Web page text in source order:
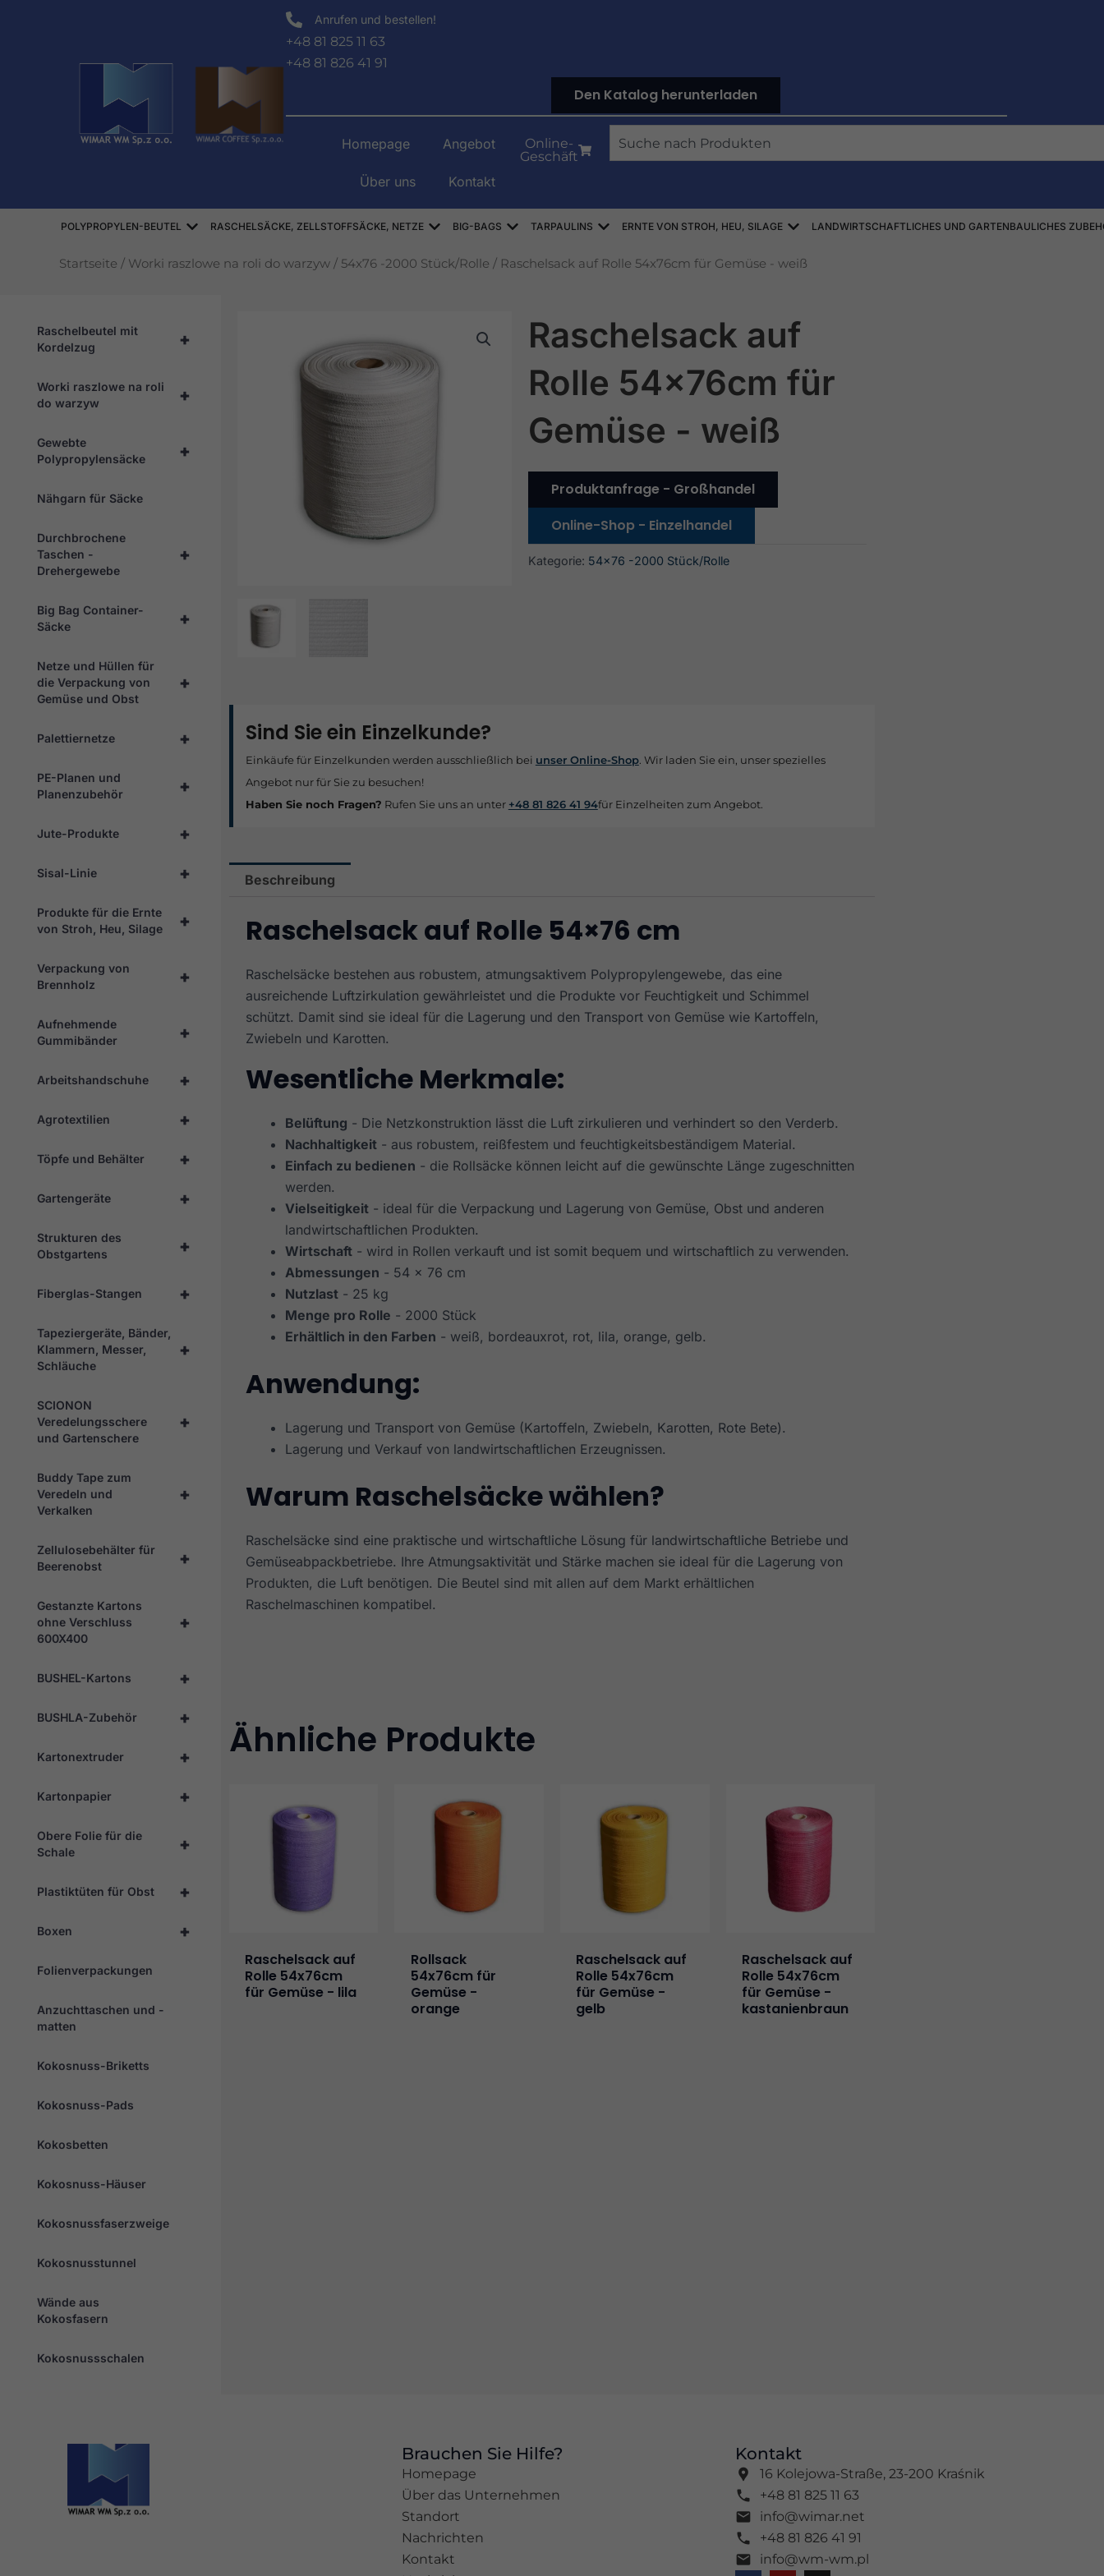
Anrufen und bestellen!
+48 81 825 11 63
+48 81 826 41 91
Den Katalog herunterladen
Homepage Angebot
Über uns Kontakt
Online-
Geschäft
Suche
POLYPROPYLEN-BEUTEL Offen WORKI POLIPROPYLENOWE
RASCHELSÄCKE, ZELLSTOFFSÄCKE, NETZE Offen WORKI RASZLOWE, AŻUROWE, SIATKI
BIG-BAGS Offen WORKI BIG-BAG
TARPAULINS Offen PLANDEKI
ERNTE VON STROH, HEU, SILAGE Offen ZBIÓR SŁOMY, SIANA, KISZONEK
LANDWIRTSCHAFTLICHES UND GARTENBAULICHES
Startseite / Worki raszlowe na roli do warzyw / 54x76 -2000 Stück/Rolle / Raschelsack auf Rolle 54x76cm für Gemüse - weiß
+
Raschelbeutel mit
Kordelzug
+
Worki raszlowe na roli
do warzyw
+
Gewebte
Polypropylensäcke
Nähgarn für Säcke
+
Durchbrochene
Taschen -
Drehergewebe
+
Big Bag Container-
Säcke
+
Netze und Hüllen für
die Verpackung von
Gemüse und Obst
+
Palettiernetze
+
PE-Planen und
Planenzubehör
+
Jute-Produkte
+
Sisal-Linie
+
Produkte für die Ernte
von Stroh, Heu, Silage
+
Verpackung von
Brennholz
+
Aufnehmende
Gummibänder
+
Arbeitshandschuhe
+
Agrotextilien
+
Töpfe und Behälter
+
Gartengeräte
+
Strukturen des
Obstgartens
+
Fiberglas-Stangen
+
Tapeziergeräte, Bänder,
Klammern, Messer,
Schläuche
+
SCIONON
Veredelungsschere
und Gartenschere
+
Buddy Tape zum
Veredeln und
Verkalken
+
Zellulosebehälter für
Beerenobst
+
Gestanzte Kartons
ohne Verschluss
600X400
+
BUSHEL-Kartons
+
BUSHLA-Zubehör
+
Kartonextruder
+
Kartonpapier
+
Obere Folie für die
Schale
+
Plastiktüten für Obst
+
Boxen
Folienverpackungen
Anzuchttaschen und -
matten
Kokosnuss-Briketts
Kokosnuss-Pads
Kokosbetten
Kokosnuss-Häuser
Kokosnussfaserzweige
Kokosnusstunnel
Wände aus
Kokosfasern
Kokosnussschalen
Raschelsack auf
Rolle 54x76cm für
Gemüse - weiß
Produktanfrage - Großhandel
Online-Shop - Einzelhandel
Kategorie: 54x76 -2000 Stück/Rolle
Sind Sie ein Einzelkunde?
Einkäufe für Einzelkunden werden ausschließlich bei unser Online-Shop. Wir laden Sie ein, unser spezielles
Angebot nur für Sie zu besuchen!
Haben Sie noch Fragen? Rufen Sie uns an unter +48 81 826 41 94für Einzelheiten zum Angebot.
Beschreibung
Raschelsack auf Rolle 54×76 cm
Raschelsäcke bestehen aus robustem, atmungsaktivem Polypropylengewebe, das eine
ausreichende Luftzirkulation gewährleistet und die Produkte vor Feuchtigkeit und Schimmel
schützt. Damit sind sie ideal für die Lagerung und den Transport von Gemüse wie Kartoffeln,
Zwiebeln und Karotten.
Wesentliche Merkmale:
Belüftung - Die Netzkonstruktion lässt die Luft zirkulieren und verhindert so den Verderb.
Nachhaltigkeit- aus robustem, reißfestem und feuchtigkeitsbeständigem Material.
Einfach zu bedienen - die Rollsäcke können leicht auf die gewünschte Länge zugeschnitten
werden.
Vielseitigkeit- ideal für die Verpackung und Lagerung von Gemüse, Obst und anderen
landwirtschaftlichen Produkten.
Wirtschaft- wird in Rollen verkauft und ist somit bequem und wirtschaftlich zu verwenden.
Abmessungen - 54 x 76 cm
Nutzlast- 25 kg
Menge pro Rolle - 2000 Stück
Erhältlich in den Farben - weiß, bordeauxrot, rot, lila, orange, gelb.
Anwendung:
Lagerung und Transport von Gemüse (Kartoffeln, Zwiebeln, Karotten, Rote Bete).
Lagerung und Verkauf von landwirtschaftlichen Erzeugnissen.
Warum Raschelsäcke wählen?
Raschelsäcke sind eine praktische und wirtschaftliche Lösung für landwirtschaftliche Betriebe und
Gemüseabpackbetriebe. Ihre Atmungsaktivität und Stärke machen sie ideal für die Lagerung von
Produkten, die Luft benötigen. Die Beutel sind mit allen auf dem Markt erhältlichen
Raschelmaschinen kompatibel.
Ähnliche Produkte
Raschelsack auf
Rolle 54x76cm
für Gemüse - lila
Rollsack
54x76cm für
Gemüse -
orange
Raschelsack auf
Rolle 54x76cm
für Gemüse -
gelb
Raschelsack auf
Rolle 54x76cm
für Gemüse -
kastanienbraun
Brauchen Sie Hilfe?
Homepage
Über das Unternehmen
Standort
Nachrichten
Kontakt
Kontakt
16 Kolejowa-Straße, 23-200 Kraśnik
+48 81 825 11 63
info@wimar.net
+48 81 826 41 91
info@wm-wm.pl
Erforderlich
Cookies sind
werden
benötigt,
damit die
Website
funktioniert.